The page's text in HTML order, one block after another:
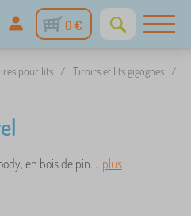
0 €
pour lits / Tiroirs et lits gigognes /
en bois de pin. .. plus